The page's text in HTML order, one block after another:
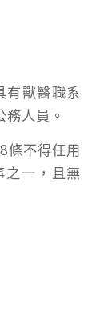
有獸醫職系
人員。
條不得任用
之一，且無